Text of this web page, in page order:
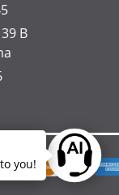
B
Ask
you!